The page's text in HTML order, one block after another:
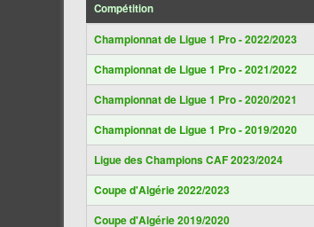
Compétition
Championnat de Ligue 1 Pro - 2022/2023
Championnat de Ligue 1 Pro - 2021/2022
Championnat de Ligue 1 Pro - 2020/2021
Championnat de Ligue 1 Pro - 2019/2020
Ligue des Champions CAF 2023/2024
Coupe d'Algérie 2022/2023
Coupe d'Algérie 2019/2020